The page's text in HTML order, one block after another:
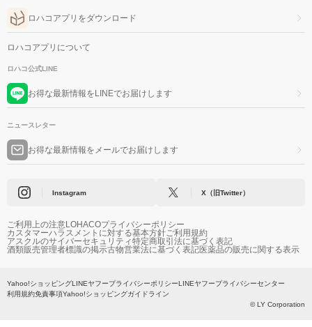
ロハコアプリをダウンロード
ロハコアプリについて
ロハコ公式LINE
お得な最新情報をLINEでお届けします
ニュースレター
お得な最新情報をメールでお届けします
Instagram X（旧Twitter）
ご利用上の注意LOHACOプライバシーポリシー
カスタマーハラスメントに対する基本方針ご利用規約
アスクルのサイバーセキュリティ特定商取引法に基づく表記
酒類販売管理者標識の掲示古物営業法に基づく表記医薬品の販売に関する表示
Yahoo!ショッピングLINEヤフープライバシーポリシーLINEヤフープライバシーセンター
利用規約免責事項Yahoo!ショッピングガイドライン
© LY Corporation